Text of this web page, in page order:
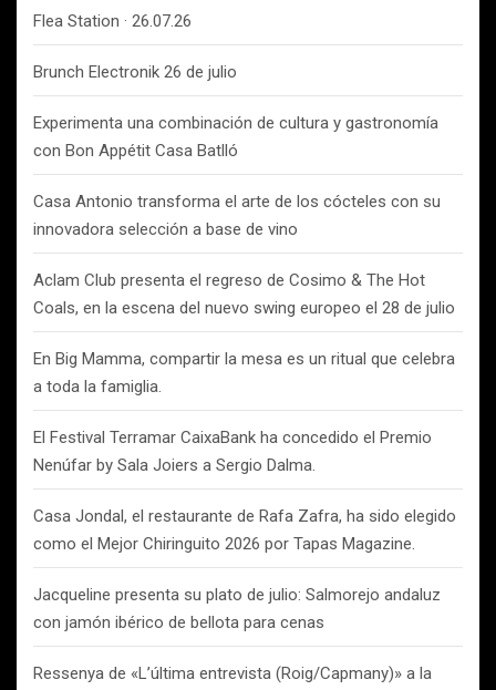
Flea Station · 26.07.26
Brunch Electronik 26 de julio
Experimenta una combinación de cultura y gastronomía
con Bon Appétit Casa Batlló
Casa Antonio transforma el arte de los cócteles con su
innovadora selección a base de vino
Aclam Club presenta el regreso de Cosimo & The Hot
Coals, en la escena del nuevo swing europeo el 28 de julio
En Big Mamma, compartir la mesa es un ritual que celebra
a toda la famiglia.
El Festival Terramar CaixaBank ha concedido el Premio
Nenúfar by Sala Joiers a Sergio Dalma.
Casa Jondal, el restaurante de Rafa Zafra, ha sido elegido
como el Mejor Chiringuito 2026 por Tapas Magazine.
Jacqueline presenta su plato de julio: Salmorejo andaluz
con jamón ibérico de bellota para cenas
Ressenya de «L’última entrevista (Roig/Capmany)» a la